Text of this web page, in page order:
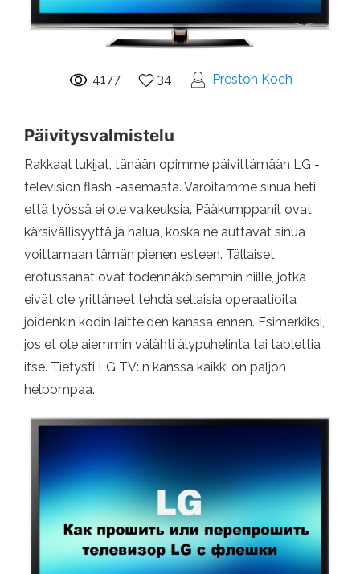
4177 34 Preston Koch
Päivitysvalmistelu
Rakkaat lukijat, tänään opimme päivittämään LG -
television flash -asemasta. Varoitamme sinua heti,
että työssä ei ole vaikeuksia. Pääkumppanit ovat
kärsivällisyyttä ja halua, koska ne auttavat sinua
voittamaan tämän pienen esteen. Tällaiset
erotussanat ovat todennäköisemmin niille, jotka
eivät ole yrittäneet tehdä sellaisia ​​operaatioita
joidenkin kodin laitteiden kanssa ennen. Esimerkiksi,
jos et ole aiemmin välähti älypuhelinta tai tablettia
itse. Tietysti LG TV: n kanssa kaikki on paljon
helpompaa.